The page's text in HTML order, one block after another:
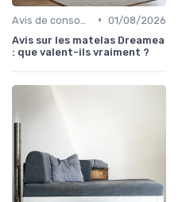
• 01/08/2026
Avis sur les matelas Dreamea
: que valent-ils vraiment ?